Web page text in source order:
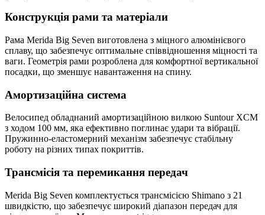
Конструкція рами та матеріали
Рама Merida Big Seven виготовлена з міцного алюмінієвого
сплаву, що забезпечує оптимальне співвідношення міцності та
ваги. Геометрія рами розроблена для комфортної вертикальної
посадки, що зменшує навантаження на спину.
Амортизаційна система
Велосипед обладнаний амортизаційною вилкою Suntour XCM
з ходом 100 мм, яка ефективно поглинає удари та вібрації.
Пружинно-еластомерний механізм забезпечує стабільну
роботу на різних типах покриттів.
Трансмісія та перемикання передач
Merida Big Seven комплектується трансмісією Shimano з 21
швидкістю, що забезпечує широкий діапазон передач для